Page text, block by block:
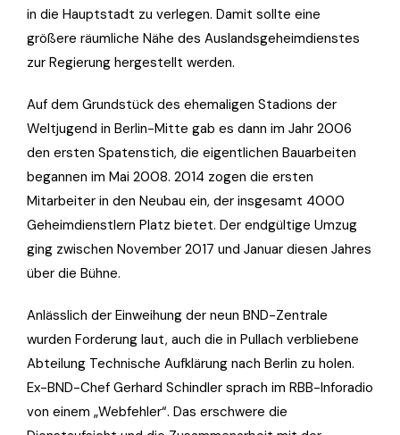
in die Hauptstadt zu verlegen. Damit sollte eine
größere räumliche Nähe des Auslandsgeheimdienstes
zur Regierung hergestellt werden.
Auf dem Grundstück des ehemaligen Stadions der
Weltjugend in Berlin-Mitte gab es dann im Jahr 2006
den ersten Spatenstich, die eigentlichen Bauarbeiten
begannen im Mai 2008. 2014 zogen die ersten
Mitarbeiter in den Neubau ein, der insgesamt 4000
Geheimdienstlern Platz bietet. Der endgültige Umzug
ging zwischen November 2017 und Januar diesen Jahres
über die Bühne.
Anlässlich der Einweihung der neun BND-Zentrale
wurden Forderung laut, auch die in Pullach verbliebene
Abteilung Technische Aufklärung nach Berlin zu holen.
Ex-BND-Chef Gerhard Schindler sprach im RBB-Inforadio
von einem „Webfehler“. Das erschwere die